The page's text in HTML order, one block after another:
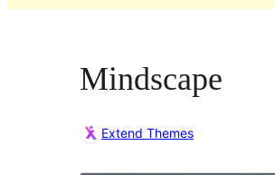
Mindscape
Extend Themes